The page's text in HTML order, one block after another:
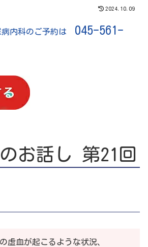
2024.10.09
病内科のご予約は 045-561-
お話し 第21回
虚血が起こるような状況、